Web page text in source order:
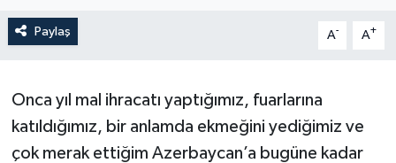
Paylaş A- A+
Onca yıl mal ihracatı yaptığımız, fuarlarına
katıldığımız, bir anlamda ekmeğini yediğimiz ve
çok merak ettiğim Azerbaycan’a bugüne kadar